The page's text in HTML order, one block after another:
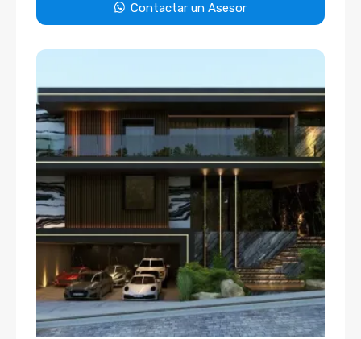
Contactar un Asesor